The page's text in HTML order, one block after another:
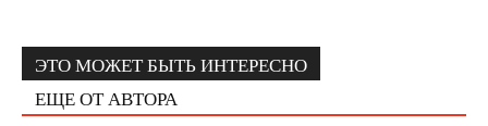
ЭТО МОЖЕТ БЫТЬ ИНТЕРЕСНО
ЕЩЕ ОТ АВТОРА